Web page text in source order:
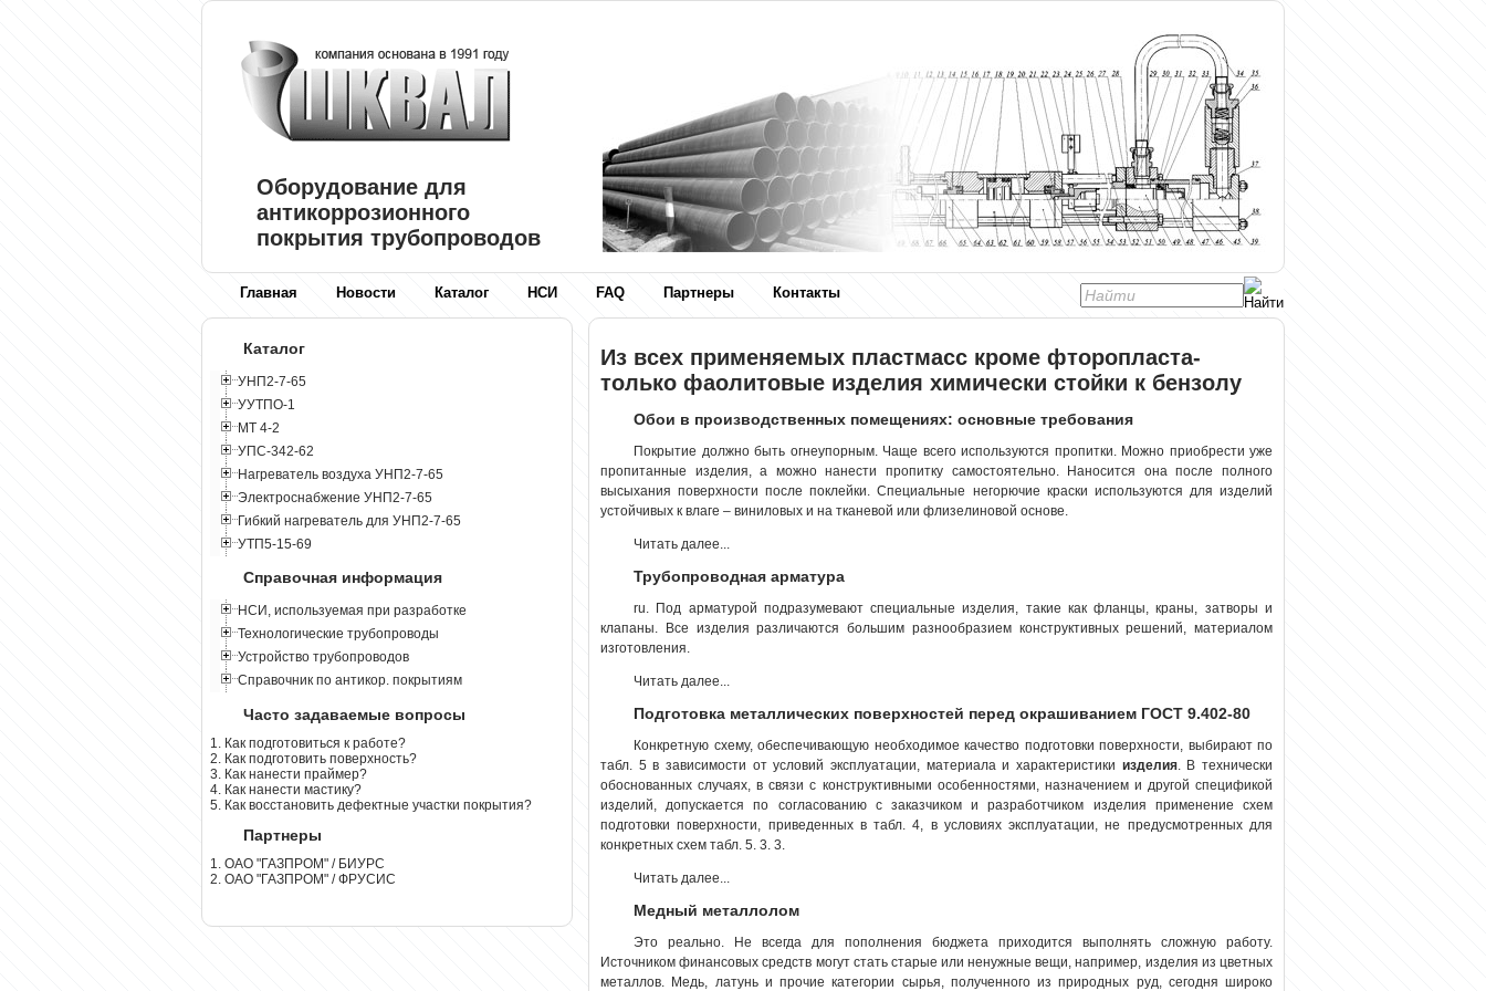
Оборудование для
антикоррозионного
покрытия трубопроводов
Главная Новости Каталог НСИ FAQ Партнеры Контакты
Из всех применяемых пластмасс кроме фторопласта-
только фаолитовые изделия химически стойки к бензолу
Обои в производственных помещениях: основные требования
Покрытие должно быть огнеупорным. Чаще всего используются пропитки. Можно приобрести уже
пропитанные изделия, а можно нанести пропитку самостоятельно. Наносится она после полного
высыхания поверхности после поклейки. Специальные негорючие краски используются для изделий
устойчивых к влаге – виниловых и на тканевой или флизелиновой основе.
Читать далее...
Трубопроводная арматура
ru. Под арматурой подразумевают специальныеизделия, такие как фланцы, краны, затворы и
клапаны. Все изделия различаются большим разнообразием конструктивных решений, материалом
изготовления.
Читать далее...
Подготовка металлических поверхностей перед окрашиванием ГОСТ 9.402-80
Конкретную схему, обеспечивающую необходимое качество подготовки поверхности, выбирают по
табл. 5 в зависимости от условий эксплуатации, материала и характеристики изделия. В технически
обоснованных случаях, в связи с конструктивными особенностями, назначением и другой спецификой
изделий, допускается по согласованию с заказчиком и разработчиком изделия применение схем
подготовки поверхности, приведенных в табл. 4, в условиях эксплуатации, не предусмотренных для
конкретных схем табл. 5. 3. 3.
Читать далее...
Медный металлолом
Это реально. Не всегда для пополнения бюджета приходится выполнять сложную работу.
Источником финансовых средств могут стать старые или ненужные вещи, например, изделия из цветных
металлов. Медь, латунь и прочие категории сырья, полученного из природных руд, сегодня широко
Каталог
УНП2-7-65
УУТПО-1
МТ 4-2
УПС-342-62
Нагреватель воздуха УНП2-7-65
Электроснабжение УНП2-7-65
Гибкий нагреватель для УНП2-7-65
УТП5-15-69
Справочная информация
НСИ, используемая при разработке
Технологические трубопроводы
Устройство трубопроводов
Справочник по антикор. покрытиям
Часто задаваемые вопросы
1. Как подготовиться к работе?
2. Как подготовить поверхность?
3. Как нанести праймер?
4. Как нанести мастику?
5. Как восстановить дефектные участки покрытия?
Партнеры
1. ОАО "ГАЗПРОМ" / БИУРС
2. ОАО "ГАЗПРОМ" / ФРУСИС